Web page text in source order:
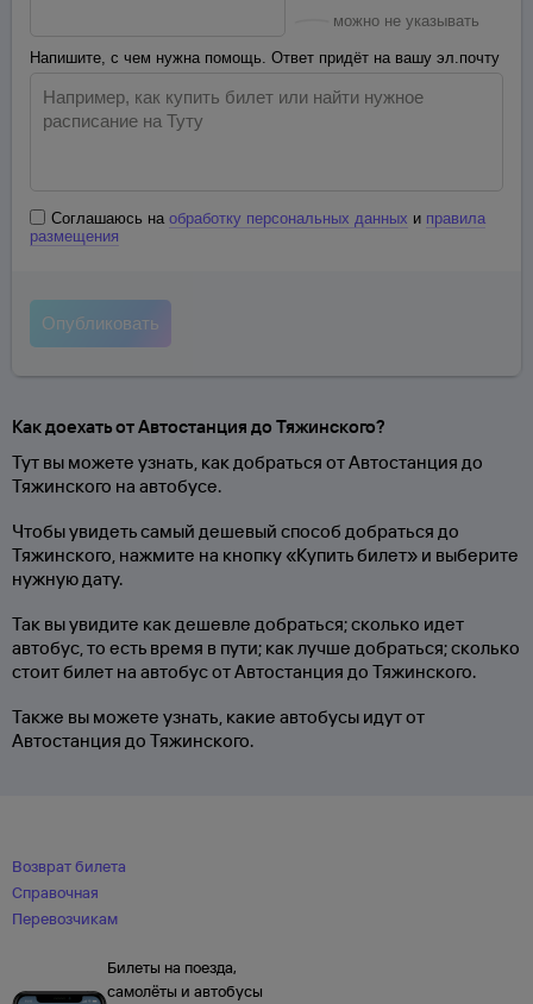
можно не указывать
Напишите, с чем нужна помощь. Ответ придёт на вашу эл.почту
Соглашаюсь на обработку персональных данных и правила
размещения
Как доехать от Автостанция до Тяжинского?
Тут вы можете узнать, как добраться от Автостанция до
Тяжинского на автобусе.
Чтобы увидеть самый дешевый способ добраться до
Тяжинского, нажмите на кнопку «Купить билет» и выберите
нужную дату.
Так вы увидите как дешевле добраться; сколько идет
автобус, то есть время в пути; как лучше добраться; сколько
стоит билет на автобус от Автостанция до Тяжинского.
Также вы можете узнать, какие автобусы идут от
Автостанция до Тяжинского.
Возврат билета
Справочная
Перевозчикам
Билеты на поезда,
самолёты и автобусы